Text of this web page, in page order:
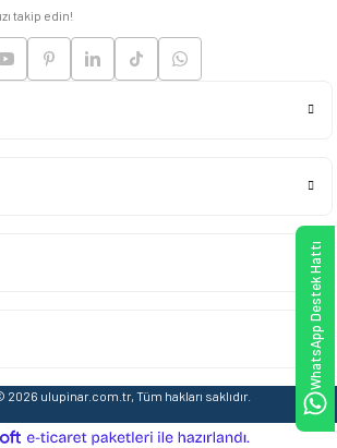
takip edin!
ulupinar.com.tr, Tüm hakları saklıdır.
WhatsApp Destek Hattı
ideasoft e-